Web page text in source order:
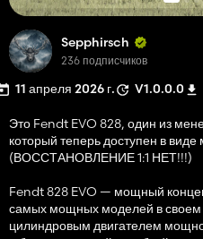
Sepphirsch
236 подписчиков
11 апреля 2026 г. V1.0.0.0
Это Fendt EVO 828, один из
который теперь доступен в
(ВОССТАНОВЛЕНИЕ 1:1 НЕТ!!!)
Fendt 828 EVO — мощный
самых мощных моделей в
цилиндровым двигателем